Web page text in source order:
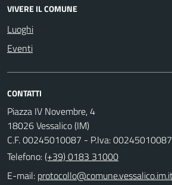
VIVERE IL COMUNE
Luoghi
Eventi
CONTATTI
Piazza IV Novembre, 4
18026 Vessalico (IM)
C.F. 00245010087 - P.Iva: 00245010087
Telefono:(+39) 0183 31000
E-mail: